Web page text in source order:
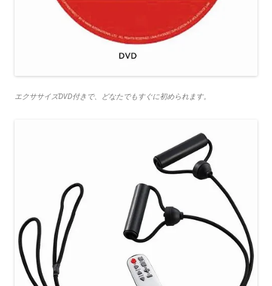
エクササイズDVD付きで、どなたでもすぐに初められます。